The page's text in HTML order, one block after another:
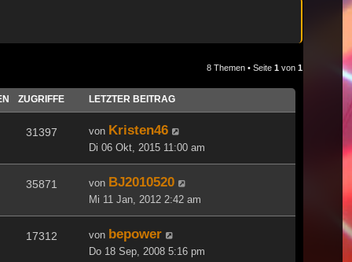
8 Themen • Seite 1 von 1
ZUGRIFFE LETZTER BEITRAG
31397 von Kristen46
Di 06 Okt, 2015 11:00 am
35871 von BJ2010520
Mi 11 Jan, 2012 2:42 am
17312 von bepower
Do 18 Sep, 2008 5:16 pm